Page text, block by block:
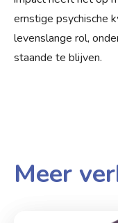
ernstige psychische
levenslange rol,
staande te blijven.
Meer